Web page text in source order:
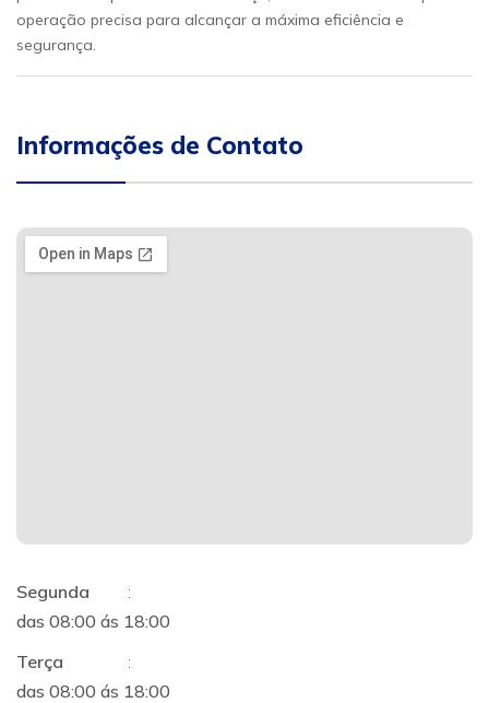
operação precisa para alcançar a máxima eficiência e
segurança.
Informações de Contato
Segunda
:
das 08:00 ás 18:00
Terça
:
das 08:00 ás 18:00